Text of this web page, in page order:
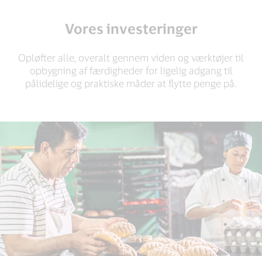
Vores investeringer
Opløfter alle, overalt gennem viden og værktøjer til
opbygning af færdigheder for ligelig adgang til
pålidelige og praktiske måder at flytte penge på.